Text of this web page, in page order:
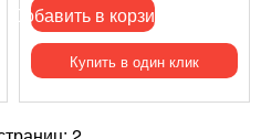
Добавить в корзину
Купить в один клик